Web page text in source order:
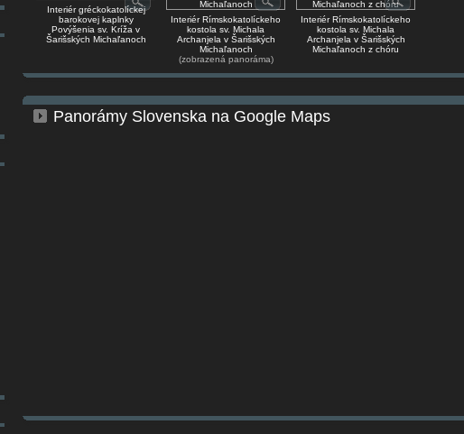
Interiér gréckokatolíckej
barokovej kaplnky
Povýšenia sv. Kríža v
Šarišských Michaľanoch
Interiér Rímskokatolíckeho
kostola sv. Michala
Archanjela v Šarišských
Michaľanoch
(zobrazená panoráma)
Interiér Rímskokatolíckeho
kostola sv. Michala
Archanjela v Šarišských
Michaľanoch z chóru
Panorámy Slovenska na Google Maps